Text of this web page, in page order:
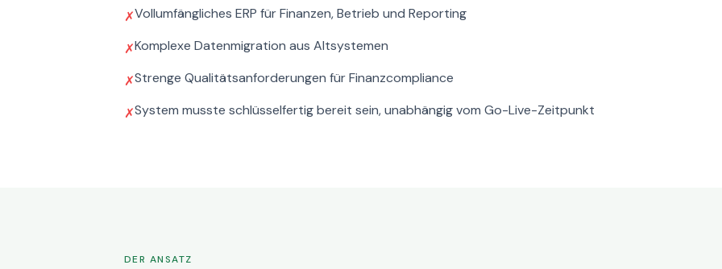
✗Vollumfängliches ERP für Finanzen, Betrieb und Reporting
✗Komplexe Datenmigration aus Altsystemen
✗Strenge Qualitätsanforderungen für Finanzcompliance
✗System musste schlüsselfertig bereit sein, unabhängig vom Go-Live-Zeitpunkt
DER ANSATZ